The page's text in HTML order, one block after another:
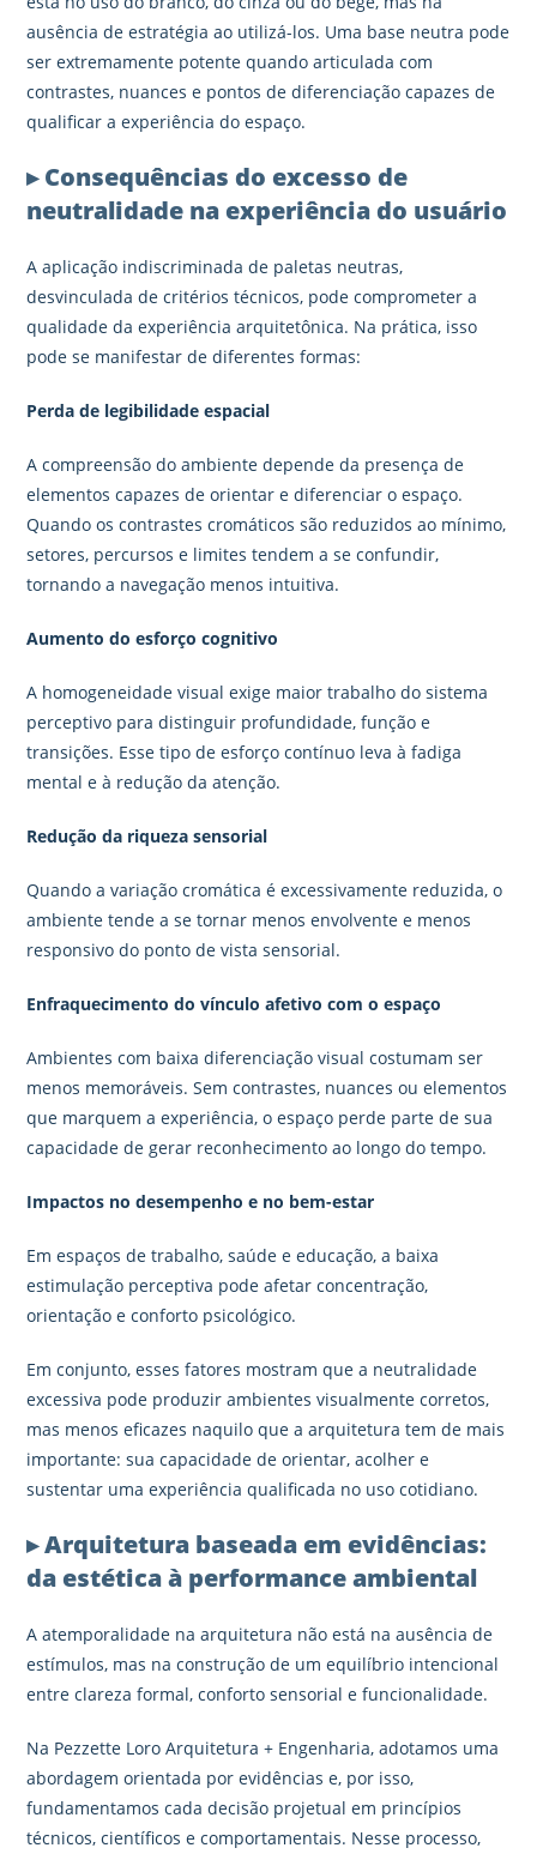
ausência de estratégia ao utilizá-los. Uma base neutra pode
ser extremamente potente quando articulada com
contrastes, nuances e pontos de diferenciação capazes de
qualificar a experiência do espaço.
▸ Consequências do excesso de
neutralidade na experiência do usuário
A aplicação indiscriminada de paletas neutras,
desvinculada de critérios técnicos, pode comprometer a
qualidade da experiência arquitetônica. Na prática, isso
pode se manifestar de diferentes formas:
Perda de legibilidade espacial
A compreensão do ambiente depende da presença de
elementos capazes de orientar e diferenciar o espaço.
Quando os contrastes cromáticos são reduzidos ao mínimo,
setores, percursos e limites tendem a se confundir,
tornando a navegação menos intuitiva.
Aumento do esforço cognitivo
A homogeneidade visual exige maior trabalho do sistema
perceptivo para distinguir profundidade, função e
transições. Esse tipo de esforço contínuo leva à fadiga
mental e à redução da atenção.
Redução da riqueza sensorial
Quando a variação cromática é excessivamente reduzida, o
ambiente tende a se tornar menos envolvente e menos
responsivo do ponto de vista sensorial.
Enfraquecimento do vínculo afetivo com o espaço
Ambientes com baixa diferenciação visual costumam ser
menos memoráveis. Sem contrastes, nuances ou elementos
que marquem a experiência, o espaço perde parte de sua
capacidade de gerar reconhecimento ao longo do tempo.
Impactos no desempenho e no bem-estar
Em espaços de trabalho, saúde e educação, a baixa
estimulação perceptiva pode afetar concentração,
orientação e conforto psicológico.
Em conjunto, esses fatores mostram que a neutralidade
excessiva pode produzir ambientes visualmente corretos,
mas menos eficazes naquilo que a arquitetura tem de mais
importante: sua capacidade de orientar, acolher e
sustentar uma experiência qualificada no uso cotidiano.
▸ Arquitetura baseada em evidências:
da estética à performance ambiental
A atemporalidade na arquitetura não está na ausência de
estímulos, mas na construção de um equilíbrio intencional
entre clareza formal, conforto sensorial e funcionalidade.
Na Pezzette Loro Arquitetura + Engenharia, adotamos uma
abordagem orientada por evidências e, por isso,
fundamentamos cada decisão projetual em princípios
técnicos, científicos e comportamentais. Nesse processo,